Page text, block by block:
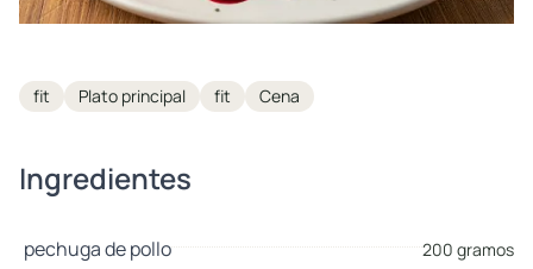
Tags
fit Plato principal fit Cena
Ingredientes
pechuga de pollo 200 gramos